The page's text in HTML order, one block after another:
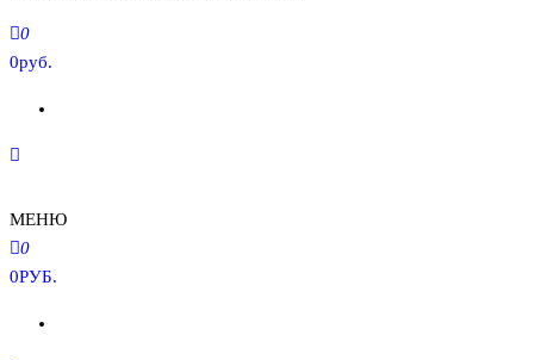
0
0руб.
МЕНЮ
0
0РУБ.